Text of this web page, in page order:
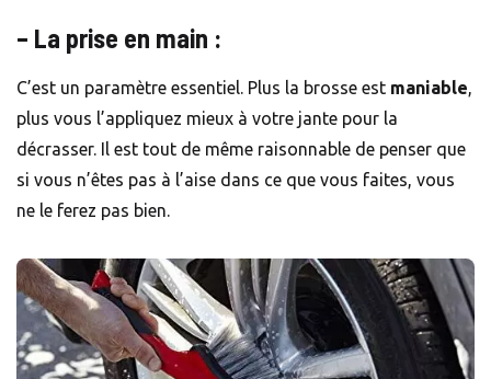
– La prise en main :
C’est un paramètre essentiel. Plus la brosse est maniable,
plus vous l’appliquez mieux à votre jante pour la
décrasser. Il est tout de même raisonnable de penser que
si vous n’êtes pas à l’aise dans ce que vous faites, vous
ne le ferez pas bien.